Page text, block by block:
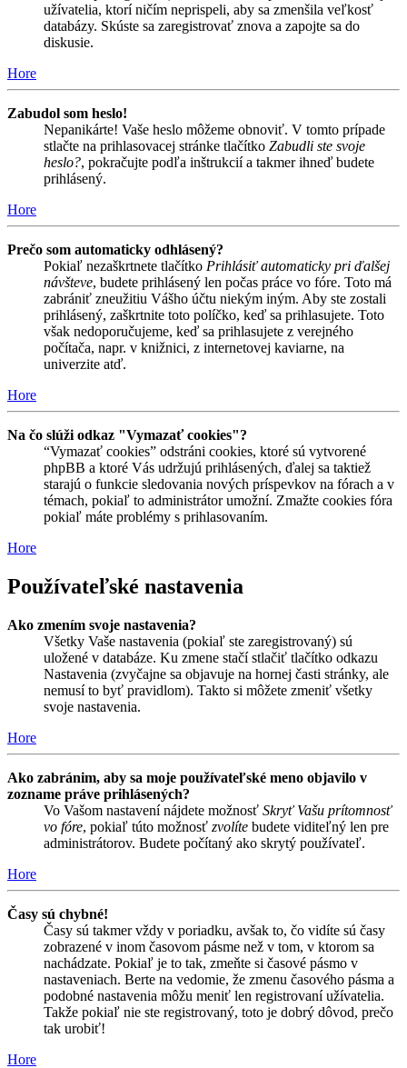
užívatelia, ktorí ničím neprispeli, aby sa zmenšila veľkosť
databázy. Skúste sa zaregistrovať znova a zapojte sa do
diskusie.
Hore
Zabudol som heslo!
Nepanikárte! Vaše heslo môžeme obnoviť. V tomto prípade
stlačte na prihlasovacej stránke tlačítko Zabudli ste svoje
heslo?, pokračujte podľa inštrukcií a takmer ihneď budete
prihlásený.
Hore
Prečo som automaticky odhlásený?
Pokiaľ nezaškrtnete tlačítko Prihlásiť automaticky pri ďalšej
návšteve, budete prihlásený len počas práce vo fóre. Toto má
zabrániť zneužitiu Vášho účtu niekým iným. Aby ste zostali
prihlásený, zaškrtnite toto políčko, keď sa prihlasujete. Toto
však nedoporučujeme, keď sa prihlasujete z verejného
počítača, napr. v knižnici, z internetovej kaviarne, na
univerzite atď.
Hore
Na čo slúži odkaz "Vymazať cookies"?
“Vymazať cookies” odstráni cookies, ktoré sú vytvorené
phpBB a ktoré Vás udržujú prihlásených, ďalej sa taktiež
starajú o funkcie sledovania nových príspevkov na fórach a v
témach, pokiaľ to administrátor umožní. Zmažte cookies fóra
pokiaľ máte problémy s prihlasovaním.
Hore
Používateľské nastavenia
Ako zmením svoje nastavenia?
Všetky Vaše nastavenia (pokiaľ ste zaregistrovaný) sú
uložené v databáze. Ku zmene stačí stlačiť tlačítko odkazu
Nastavenia (zvyčajne sa objavuje na hornej časti stránky, ale
nemusí to byť pravidlom). Takto si môžete zmeniť všetky
svoje nastavenia.
Hore
Ako zabránim, aby sa moje používateľské meno objavilo v
zozname práve prihlásených?
Vo Vašom nastavení nájdete možnosť Skryť Vašu prítomnosť
vo fóre, pokiaľ túto možnosť zvolíte budete viditeľný len pre
administrátorov. Budete počítaný ako skrytý používateľ.
Hore
Časy sú chybné!
Časy sú takmer vždy v poriadku, avšak to, čo vidíte sú časy
zobrazené v inom časovom pásme než v tom, v ktorom sa
nachádzate. Pokiaľ je to tak, zmeňte si časové pásmo v
nastaveniach. Berte na vedomie, že zmenu časového pásma a
podobné nastavenia môžu meniť len registrovaní užívatelia.
Takže pokiaľ nie ste registrovaný, toto je dobrý dôvod, prečo
tak urobiť!
Hore